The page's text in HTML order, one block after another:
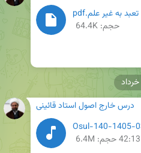
حجم: 64.4K
درس خارج اصول استاد قائینی
42:13حجم: 6.4M